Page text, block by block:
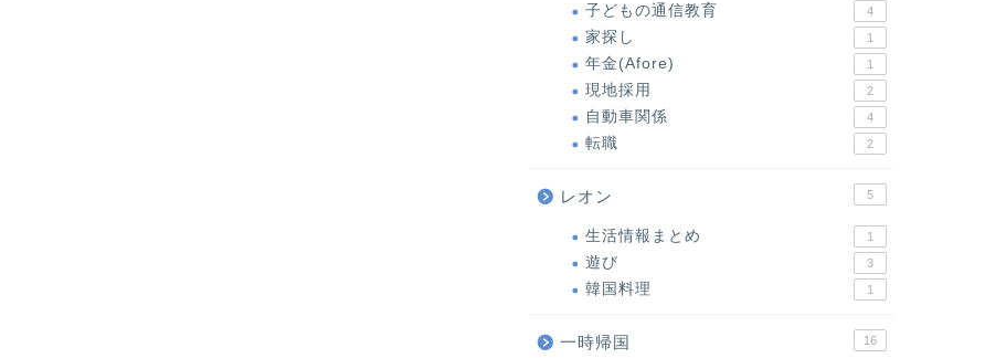
子どもの通信教育 4
家探し 1
年金(Afore) 1
現地採用 2
自動車関係 4
転職 2
レオン 5
生活情報まとめ 1
遊び 3
韓国料理 1
一時帰国 16